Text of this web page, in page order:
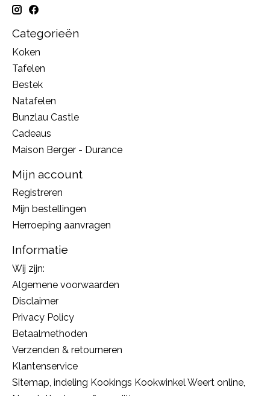
Categorieën
Koken
Tafelen
Bestek
Natafelen
Bunzlau Castle
Cadeaus
Maison Berger - Durance
Mijn account
Registreren
Mijn bestellingen
Herroeping aanvragen
Informatie
Wij zijn:
Algemene voorwaarden
Disclaimer
Privacy Policy
Betaalmethoden
Verzenden & retourneren
Klantenservice
Sitemap, indeling Kookings Kookwinkel Weert online,